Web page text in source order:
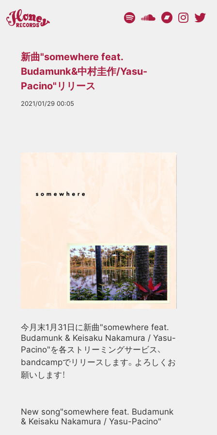
新曲"somewhere feat.
Budamunk&中村圭作/Yasu-
Pacino"リリース
2021/01/29 00:05
今月末1 月 31 日に新曲"somewhere feat.
Budamunk & Keisaku Nakamura / Yasu-
Pacino"を各ストリーミングサービス、
bandcampでリリースします。 よろしくお
願いします！
New song"somewhere feat. Budamunk
& Keisaku Nakamura / Yasu-Pacino"